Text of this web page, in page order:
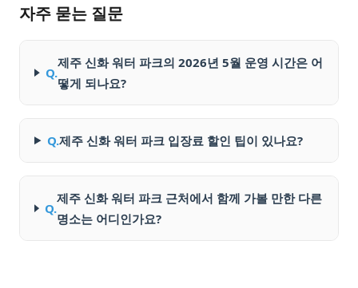
자주 묻는 질문
Q.
제주 신화 워터 파크의 2026년 5월 운영 시간은 어
떻게 되나요?
Q.제주 신화 워터 파크 입장료 할인 팁이 있나요?
Q.
제주 신화 워터 파크 근처에서 함께 가볼 만한 다른
명소는 어디인가요?